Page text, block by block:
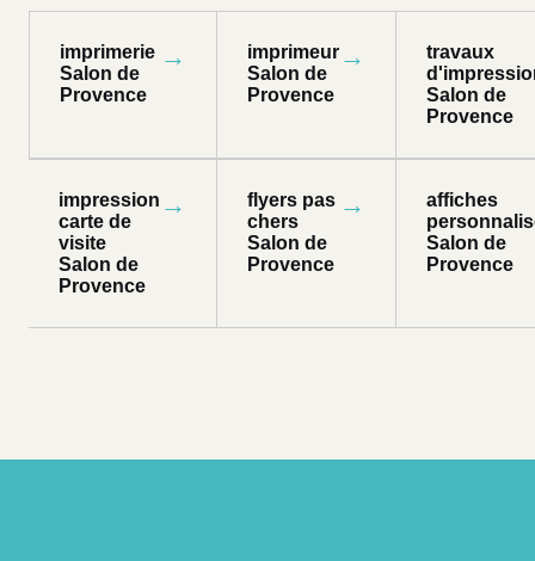
imprimerie
Salon de
Provence
→
imprimeur
Salon de
Provence
→
travaux
Salon de
Provence
impression
carte de
visite
Salon de
Provence
→
flyers pas
chers
Salon de
Provence
→
affiches
Salon de
Provence